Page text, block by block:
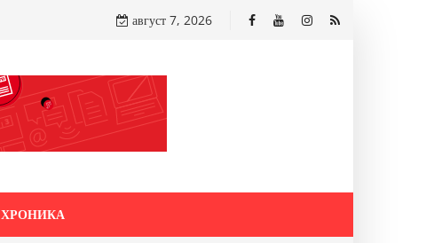
август 7, 2026
ХРОНИКА